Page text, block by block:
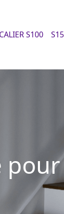
S100
pour